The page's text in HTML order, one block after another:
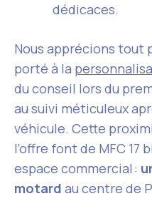
dédicaces.
Nous apprécions tout
porté à la
du conseil lors du
au suivi méticuleux
véhicule. Cette
l’offre font de MFC 17
espace commercial :
motard au centre de